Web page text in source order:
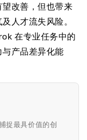
改善，但也带来
人才流失风险。
在专业任务中的
产品差异化能
捉最具价值的创